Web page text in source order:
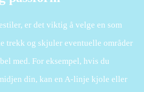
er det viktig å velge en som
trekk og skjuler eventuelle områder
med. For eksempel, hvis du
din, kan en A-linje kjole eller